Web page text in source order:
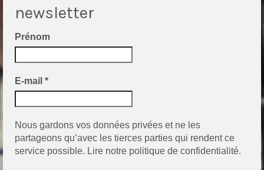
newsletter
Prénom
E-mail *
Nous gardons vos données privées et ne les
partageons qu’avec les tierces parties qui rendent ce
service possible. Lire notre politique de confidentialité.